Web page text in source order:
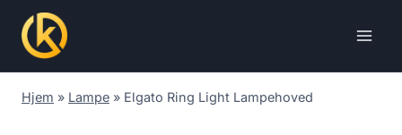
content
Hjem » Lampe » Elgato Ring Light Lampehoved